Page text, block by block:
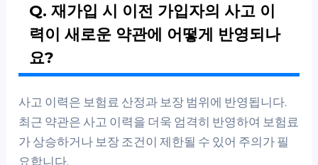
Q. 재가입 시 이전 가입자의 사고 이
력이 새로운 약관에 어떻게 반영되나
요?
사고 이력은 보험료 산정과 보장 범위에 반영됩니다.
최근 약관은 사고 이력을 더욱 엄격히 반영하여 보험료
가 상승하거나 보장 조건이 제한될 수 있어 주의가 필
요합니다.